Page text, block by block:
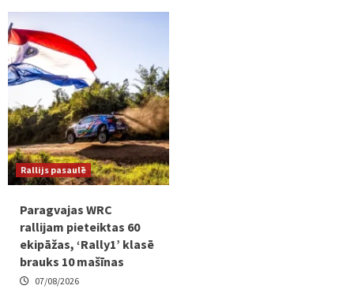
Rallijs pasaulē
Paragvajas WRC
rallijam pieteiktas 60
ekipāžas, ‘Rally1’ klasē
brauks 10 mašīnas
07/08/2026